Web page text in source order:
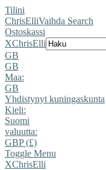
Tilini
ChrisElliVaihda Search
Ostoskassi
XChrisElli
GB
GB
Maa:
GB
Yhdistynyt kuningaskunta
Kieli:
Suomi
valuutta:
GBP (£)
Toggle Menu
XChrisElli